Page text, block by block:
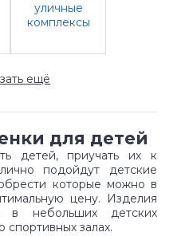
уличные
комплексы
ещё
для детей
детей, приучать их к
подойдут детские
которые можно в
цену. Изделия
в небольших детских
спортивных залах.